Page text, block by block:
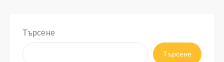
Търсене
Търсене